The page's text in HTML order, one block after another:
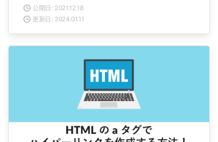
公開日: 2021.12.18
更新日: 2024.01.11